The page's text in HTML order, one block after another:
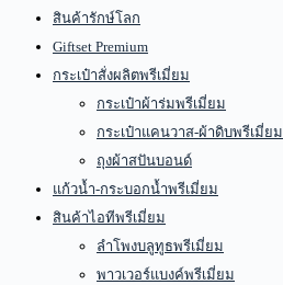
สินค้ารักษ์โลก
Giftset Premium
กระเป๋าสั่งผลิตพรีเมี่ยม
กระเป๋าผ้าร่มพรีเมี่ยม
กระเป๋าแคนวาส-ผ้าดิบพรีเมี่ยม
ถุงผ้าสปันบอนด์
แก้วน้ำ-กระบอกน้ำพรีเมี่ยม
สินค้าไอทีพรีเมี่ยม
ลำโพงบลูทูธพรีเมี่ยม
พาวเวอร์แบงค์พรีเมี่ยม